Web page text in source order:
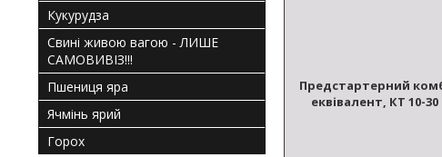
твердої
пшениці,
озимого
Предстартерний
еквівалент, КТ 10-
Кукурудза
Свині живою вагою - ЛИШЕ
САМОВИВІЗ!!!
Пшениця яра
Ячмінь ярий
Горох